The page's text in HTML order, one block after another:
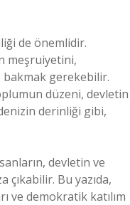
de önemlidir.
meşruiyetini,
bakmak gerekebilir.
düzeni, devletin
derinliği gibi,
devletin ve
Bu yazıda,
ve demokratik katılım